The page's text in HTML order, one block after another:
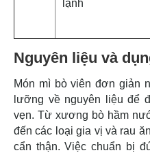
lạnh
Nguyên liệu và
Món mì bò viên đơn giản
lưỡng về nguyên liệu để
vẹn. Từ xương bò hầm
đến các loại gia vị và rau
cẩn thận. Việc chuẩn bị